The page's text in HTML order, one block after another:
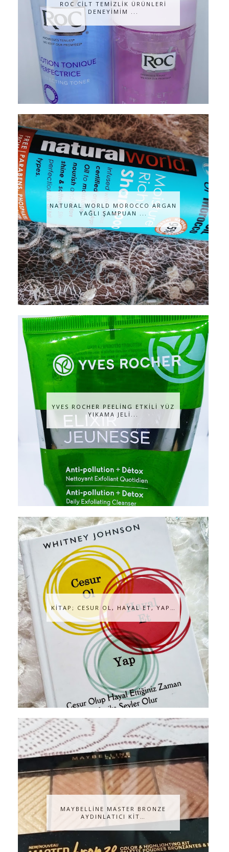
ROC CİLT TEMİZLİK ÜRÜNLERİ
DENEYİMİM ...
NATURAL WORLD MOROCCO ARGAN
YAĞLI ŞAMPUAN ...
YVES ROCHER PEELİNG ETKİLİ YÜZ
YIKAMA JELİ...
KİTAP; CESUR OL, HAYAL ET, YAP…
MAYBELLİNE MASTER BRONZE
AYDINLATICI KİT…